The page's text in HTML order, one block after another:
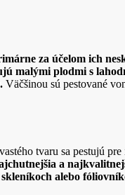
za účelom ich
malými plodmi s
Väčšinou sú pestované
tvaru sa pestujú
a
alebo